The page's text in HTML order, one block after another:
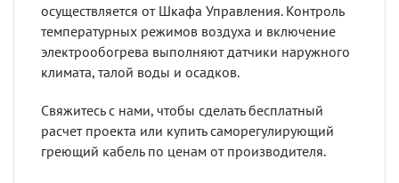
осуществляется от Шкафа Управления. Контроль
температурных режимов воздуха и включение
электрообогрева выполняют датчики наружного
климата, талой воды и осадков.
Свяжитесь с нами, чтобы сделать бесплатный
расчет проекта или купить саморегулирующий
греющий кабель по ценам от производителя.